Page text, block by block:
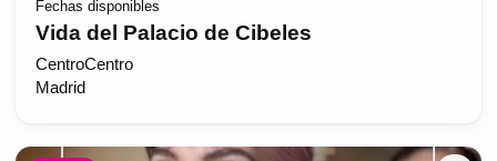
Fechas disponibles
Vida del Palacio de Cibeles
CentroCentro
Madrid